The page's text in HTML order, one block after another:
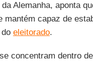
Alemanha, aponta
mantém capaz de
eleitorado.
concentram dentro